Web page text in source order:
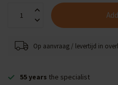
Op aanvraag / levertijd in
55 years the specialist